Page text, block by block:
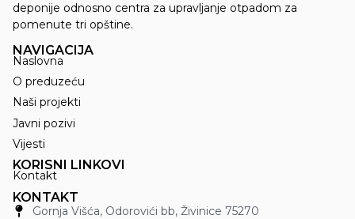
deponije odnosno centra za upravljanje otpadom za
pomenute tri opštine.
NAVIGACIJA
Naslovna
O preduzeću
Naši projekti
Javni pozivi
Vijesti
KORISNI LINKOVI
Kontakt
KONTAKT
Gornja Višća, Odorovići bb, Živinice 75270